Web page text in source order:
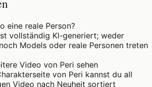
eine reale Person?
vollständig KI-generiert; weder
Models oder reale Personen treten
Video von Peri sehen
von Peri kannst du all
Video nach Neuheit sortiert